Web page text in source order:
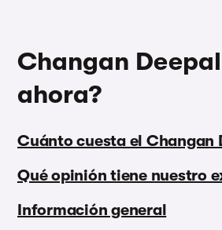
Changan
ahora?
Cuánto cuesta el Changan
Qué opinión tiene nuestro
Información general